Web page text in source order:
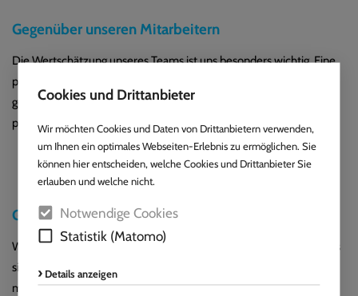
Cookies und Drittanbieter
Wir möchten Cookies und Daten von Drittanbietern verwenden,
um Ihnen ein optimales Webseiten-Erlebnis zu ermöglichen. Sie
können hier entscheiden, welche Cookies und Drittanbieter Sie
erlauben und welche nicht.
Notwendige Cookies
Statistik (Matomo)
Details anzeigen
Gegenüber unseren Mitarbeitern
Die Wertschätzung unseres Teams ist uns besonders wichtig. Eine
persönliche und berufliche Weiterentwicklung und das
gesundheitliche Wohlbefinden unserer Mitarbeiter sind unser
persönliches Ziel.
Gegenüber zukünftigen Generationen
Wir bieten der jüngeren Generation nicht nur die Möglichkeit eines
sicheren und qualifizierten Starts in ihr Berufsleben, sondern
machen uns auch den Erhalt ihrer Umwelt zur Aufgabe. Ein